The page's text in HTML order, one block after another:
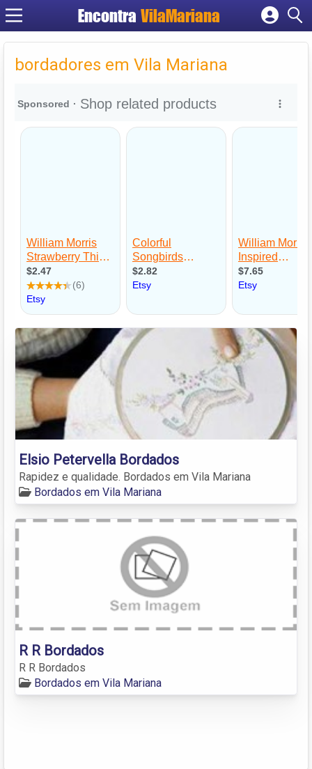
EncontraVilaMariana
Cadastrar empresa
Criar conta
bordadores em Vila Mariana
Elsio Petervella Bordados
Rapidez e qualidade. Bordados em Vila Mariana
Bordados em Vila Mariana
R R Bordados
R R Bordados
Bordados em Vila Mariana